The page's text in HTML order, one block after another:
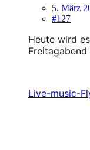
5. März
#127
Heute wird
Live-music-